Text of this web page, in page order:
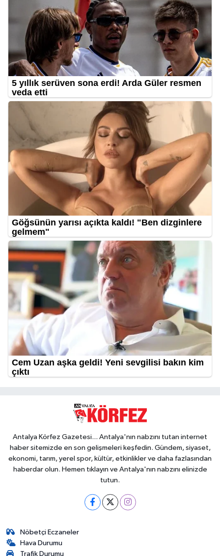
Antalya Körfez Gazetesi... Antalya'nın nabzını tutan internet
haber sitemizde en son gelişmeleri keşfedin. Gündem, siyaset,
ekonomi, tarım, yerel spor, kültür, etkinlikler ve daha fazlasından
haberdar olun. Hemen tıklayın ve Antalya'nın nabzını elinizde
tutun.
Nöbetçi Eczaneler
Hava Durumu
Trafik Durumu